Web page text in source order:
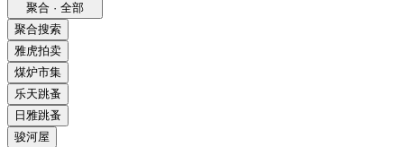
聚合 · 全部
聚合搜索
雅虎拍卖
煤炉市集
乐天跳蚤
日雅跳蚤
骏河屋